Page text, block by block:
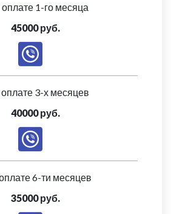
1-го месяца
45000 руб.
3-х месяцев
40000 руб.
6-ти месяцев
35000 руб.